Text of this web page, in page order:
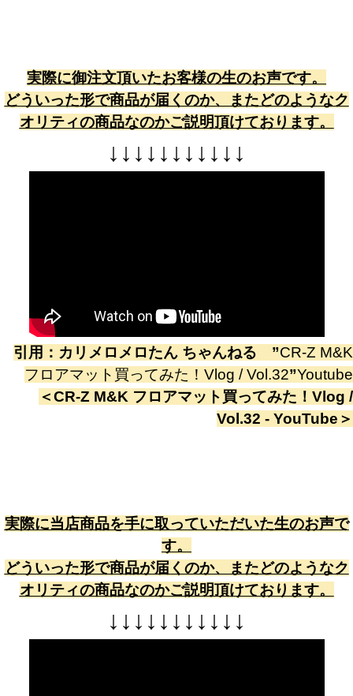
実際に御注文頂いたお客様の生のお声です。
どういった形で商品が届くのか、またどのようなク
オリティの商品なのかご説明頂けております。
↓ ↓ ↓ ↓ ↓ ↓ ↓ ↓ ↓ ↓ ↓
引用： カリメロメロたん ちゃんねる ”CR-Z M&K
フロアマット買ってみた！Vlog / Vol.32”Youtube
＜CR-Z M&K フロアマット買ってみた！Vlog /
Vol.32 - YouTube ＞
実際に当店商品を手に取っていただいた生のお声で
す。
どういった形で商品が届くのか、またどのようなク
オリティの商品なのかご説明頂けております。
↓ ↓ ↓ ↓ ↓ ↓ ↓ ↓ ↓ ↓ ↓